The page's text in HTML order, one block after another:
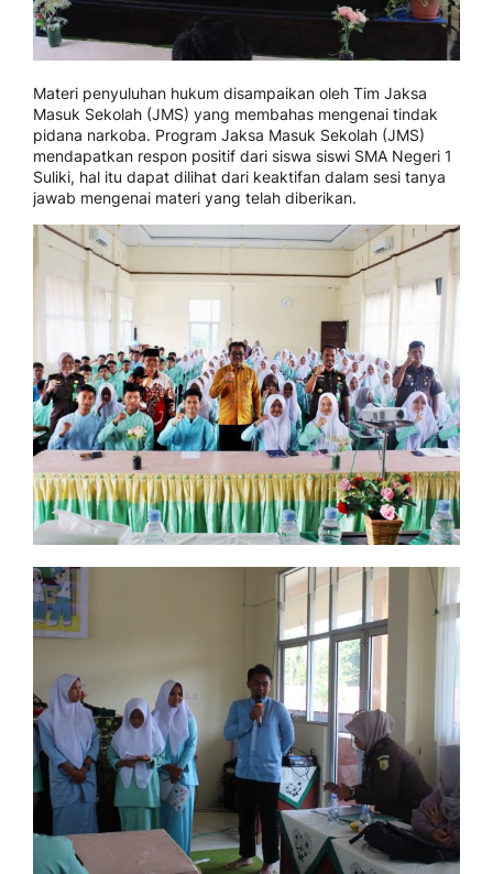
Materi penyuluhan hukum disampaikan oleh Tim Jaksa
Masuk Sekolah (JMS) yang membahas mengenai tindak
pidana narkoba. Program Jaksa Masuk Sekolah (JMS)
mendapatkan respon positif dari siswa siswi SMA Negeri 1
Suliki, hal itu dapat dilihat dari keaktifan dalam sesi tanya
jawab mengenai materi yang telah diberikan.